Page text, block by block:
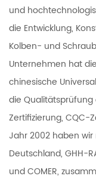
und
die Entwicklung,
Kolben- und
Unternehmen hat
chinesische
die Qualitätsprüfung
Zertifizierung, CQC-
Jahr 2002 haben
Deutschland, GHH-
und COMER,